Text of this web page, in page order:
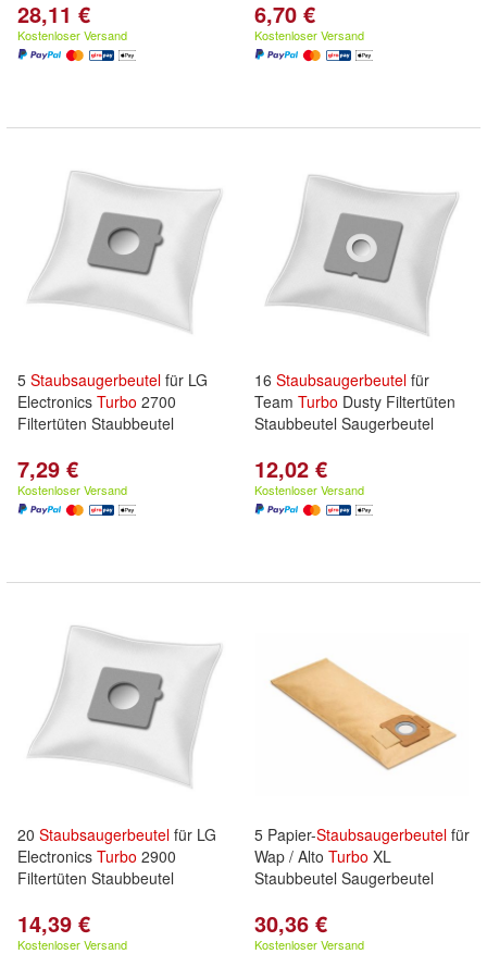
28,11 €
Kostenloser Versand
6,70 €
Kostenloser Versand
5 Staubsaugerbeutel für LG
Electronics Turbo 2700
Filtertüten Staubbeutel
7,29 €
Kostenloser Versand
16 Staubsaugerbeutel für
Team Turbo Dusty Filtertüten
Staubbeutel Saugerbeutel
12,02 €
Kostenloser Versand
20 Staubsaugerbeutel für LG
Electronics Turbo 2900
Filtertüten Staubbeutel
14,39 €
Kostenloser Versand
5 Papier-Staubsaugerbeutel für
Wap / Alto Turbo XL
Staubbeutel Saugerbeutel
30,36 €
Kostenloser Versand